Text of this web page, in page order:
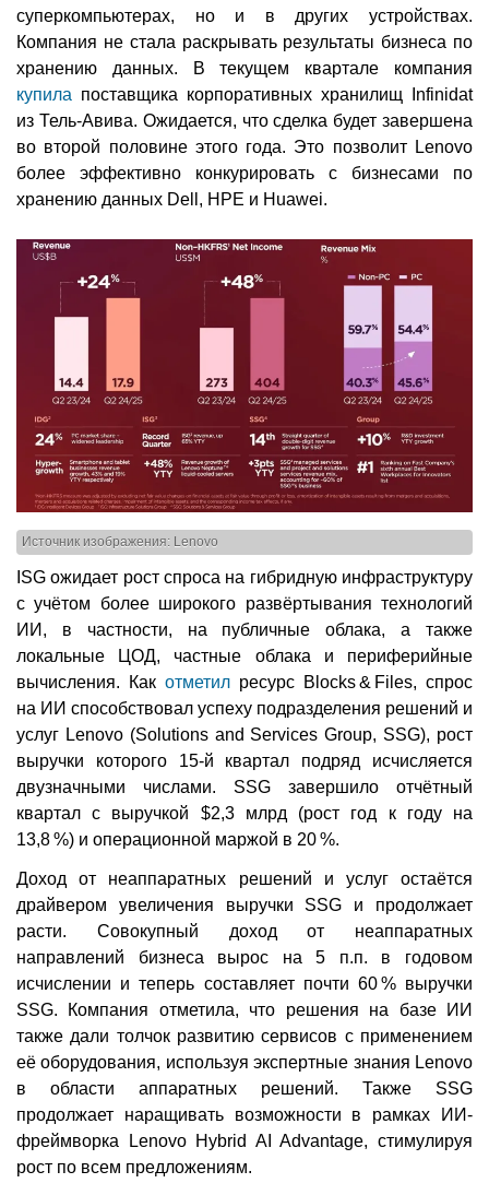
суперкомпьютерах, но и в других устройствах.
Компания не стала раскрывать результаты бизнеса по
хранению данных. В текущем квартале компания
купила поставщика корпоративных хранилищ Infinidat
из Тель-Авива. Ожидается, что сделка будет завершена
во второй половине этого года. Это позволит Lenovo
более эффективно конкурировать с бизнесами по
хранению данных Dell, HPE и Huawei.
Источник изображения: Lenovo
ISG ожидает рост спроса на гибридную инфраструктуру
с учётом более широкого развёртывания технологий
ИИ, в частности, на публичные облака, а также
локальные ЦОД, частные облака и периферийные
вычисления. Как отметил ресурс Blocks & Files, спрос
на ИИ способствовал успеху подразделения решений и
услуг Lenovo (Solutions and Services Group, SSG), рост
выручки которого 15-й квартал подряд исчисляется
двузначными числами. SSG завершило отчётный
квартал с выручкой $2,3 млрд (рост год к году на
13,8 %) и операционной маржой в 20 %.
Доход от неаппаратных решений и услуг остаётся
драйвером увеличения выручки SSG и продолжает
расти. Совокупный доход от неаппаратных
направлений бизнеса вырос на 5 п.п. в годовом
исчислении и теперь составляет почти 60 % выручки
SSG. Компания отметила, что решения на базе ИИ
также дали толчок развитию сервисов с применением
её оборудования, используя экспертные знания Lenovo
в области аппаратных решений. Также SSG
продолжает наращивать возможности в рамках ИИ-
фреймворка Lenovo Hybrid AI Advantage, стимулируя
рост по всем предложениям.